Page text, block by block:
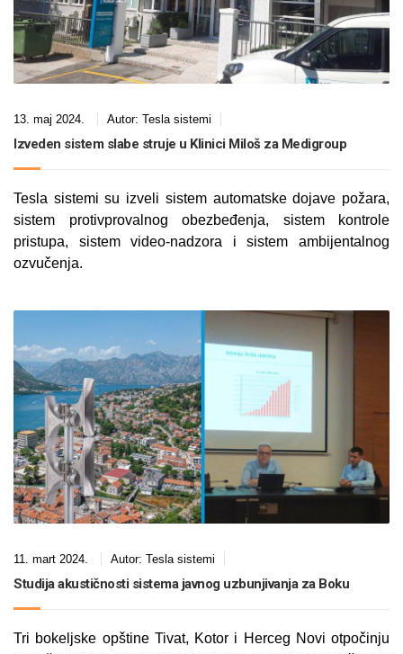
13. maj 2024. Autor: Tesla sistemi
Izveden sistem slabe struje u Klinici Miloš za Medigroup
Tesla sistemi su izveli sistem automatske dojave požara,
sistem protivprovalnog obezbeđenja, sistem kontrole
pristupa, sistem video-nadzora i sistem ambijentalnog
ozvučenja.
11. mart 2024. Autor: Tesla sistemi
Studija akustičnosti sistema javnog uzbunjivanja za Boku
Tri bokeljske opštine Tivat, Kotor i Herceg Novi otpočinju